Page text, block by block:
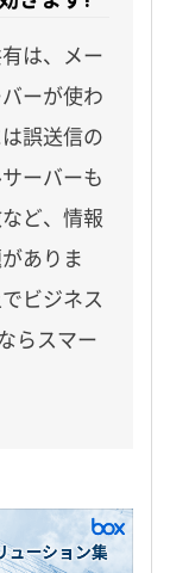
は、メー
ーが使わ
誤送信の
ーバーも
ど、情報
ありま
ビジネス
らスマー